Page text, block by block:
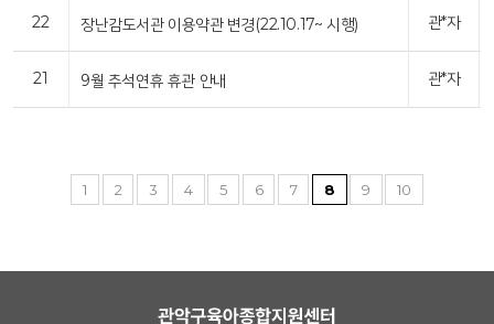
22 장난감도서관 이용약관 변경(22.10.17~ 시행) 관*자
21 9월 추석연휴 휴관 안내 관*자
1 2 3 4 5 6 7 8 9 10